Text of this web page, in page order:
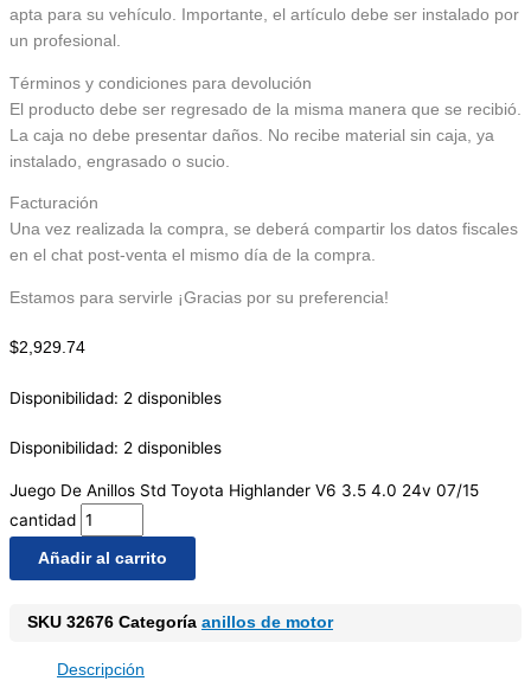
apta para su vehículo. Importante, el artículo debe ser instalado por
un profesional.
Términos y condiciones para devolución
El producto debe ser regresado de la misma manera que se recibió.
La caja no debe presentar daños. No recibe material sin caja, ya
instalado, engrasado o sucio.
Facturación
Una vez realizada la compra, se deberá compartir los datos fiscales
en el chat post-venta el mismo día de la compra.
Estamos para servirle ¡Gracias por su preferencia!
$2,929.74
Disponibilidad: 2 disponibles
Disponibilidad: 2 disponibles
Juego De Anillos Std Toyota Highlander V6 3.5 4.0 24v 07/15
cantidad
Añadir al carrito
SKU 32676 Categoría anillos de motor
Descripción